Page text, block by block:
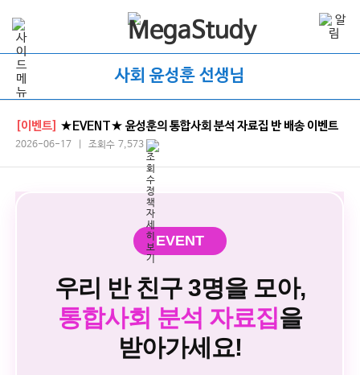
사회 윤성훈 선생님
[이벤트] ★EVENT★ 윤성훈의 통합사회 분석 자료집 반 배송 이벤트
2026-06-17 | 조회수 7,573
EVENT
우리 반 친구 3명을 모아,
통합사회 분석 자료집을
받아가세요!